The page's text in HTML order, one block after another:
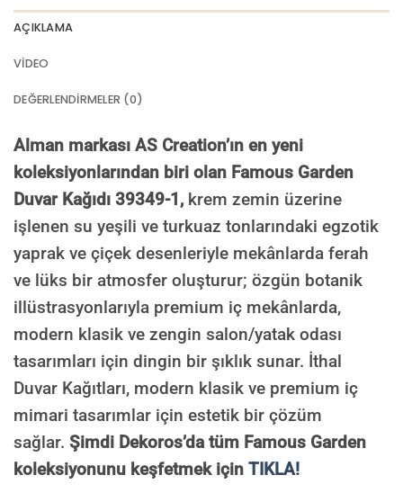
AÇIKLAMA
VIDEO
DEĞERLENDIRMELER (0)
Alman markası AS Creation’ın en yeni
koleksiyonlarından biri olan Famous Garden
Duvar Kağıdı 39349-1, krem zemin üzerine
işlenen su yeşili ve turkuaz tonlarındaki egzotik
yaprak ve çiçek desenleriyle mekânlarda ferah
ve lüks bir atmosfer oluşturur; özgün botanik
illüstrasyonlarıyla premium iç mekânlarda,
modern klasik ve zengin salon/yatak odası
tasarımları için dingin bir şıklık sunar. İthal
Duvar Kağıtları, modern klasik ve premium iç
mimari tasarımlar için estetik bir çözüm
sağlar. Şimdi Dekoros’da tüm Famous Garden
koleksiyonunu keşfetmek için TIKLA!